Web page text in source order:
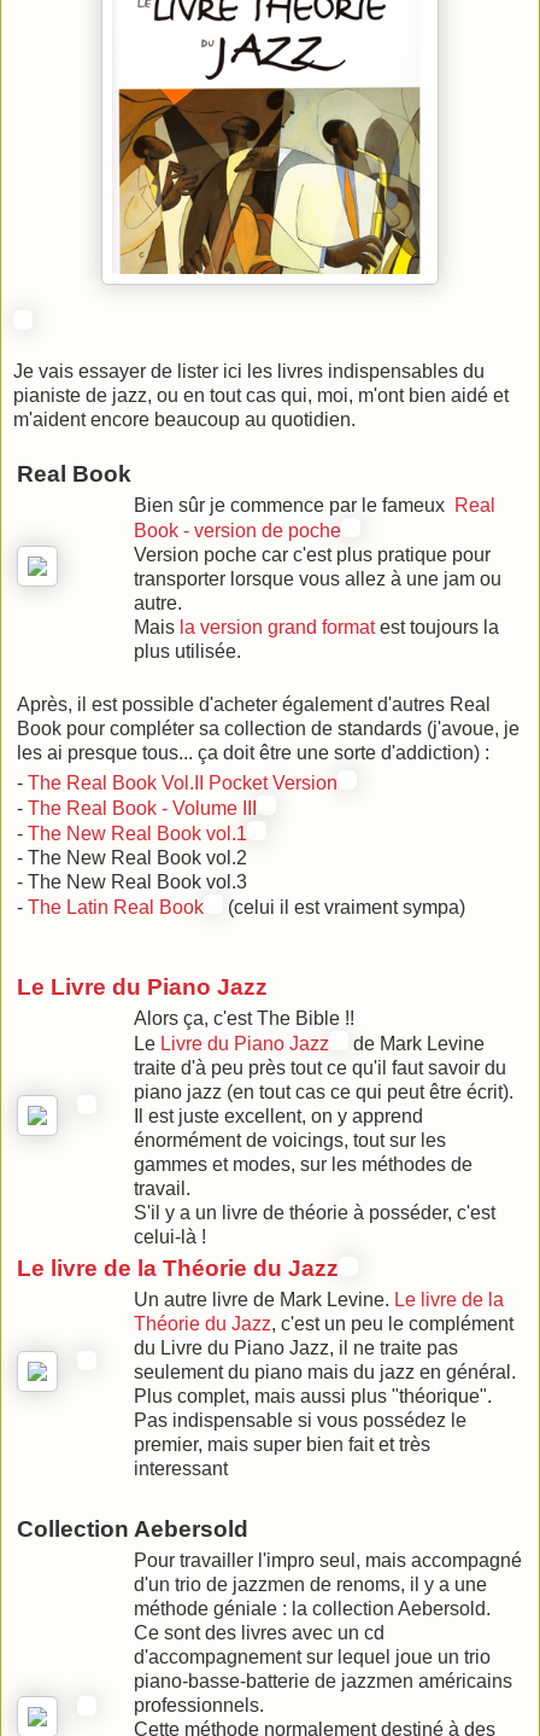
Je vais essayer de lister ici les livres indispensables du
pianiste de jazz, ou en tout cas qui, moi, m'ont bien aidé et
m'aident encore beaucoup au quotidien.
Real Book
Bien sûr je commence par le fameux Real
Book - version de poche
Version poche car c'est plus pratique pour
transporter lorsque vous allez à une jam ou
autre.
Mais la version grand formatest toujours la
plus utilisée.
Après, il est possible d'acheter également d'autres Real
Book pour compléter sa collection de standards (j'avoue, je
les ai presque tous... ça doit être une sorte d'addiction) :
- The Real Book Vol.II Pocket Version
- The Real Book - Volume III
- The New Real Book vol.1
- The New Real Book vol.2
- The New Real Book vol.3
- The Latin Real Book (celui il est vraiment sympa)
Le Livre du Piano Jazz
Alors ça, c'est The Bible !!
Le Livre du Piano Jazz
de Mark Levine
traite d'à peu près tout ce qu'il faut savoir du
piano jazz (en tout cas ce qui peut être écrit).
Il est juste excellent, on y apprend
énormément de voicings, tout sur les
gammes et modes, sur les méthodes de
travail.
S'il y a un livre de théorie à posséder, c'est
celui-là !
Le livre de la Théorie du Jazz
Un autre livre de Mark Levine. Le livre de la
Théorie du Jazz, c'est un peu le complément
du Livre du Piano Jazz, il ne traite pas
seulement du piano mais du jazz en général.
Plus complet, mais aussi plus "théorique".
Pas indispensable si vous possédez le
premier, mais super bien fait et très
interessant
Collection Aebersold
Pour travailler l'impro seul, mais accompagné
d'un trio de jazzmen de renoms, il y a une
méthode géniale : la collection Aebersold.
Ce sont des livres avec un cd
d'accompagnement sur lequel joue un trio
piano-basse-batterie de jazzmen américains
professionnels.
Cette méthode normalement destiné à des